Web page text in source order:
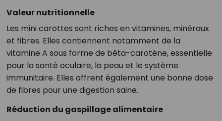
Valeur nutritionnelle
Les mini carottes sont riches en vitamines, minéraux
et fibres. Elles contiennent notamment de la
vitamine A sous forme de bêta-carotène, essentielle
pour la santé oculaire, la peau et le système
immunitaire. Elles offrent également une bonne dose
de fibres pour une digestion saine.
Réduction du gaspillage alimentaire